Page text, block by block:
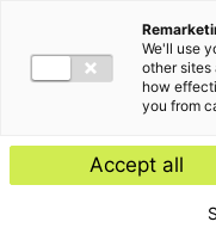
We'll use
other sites
how
you from
Accept all